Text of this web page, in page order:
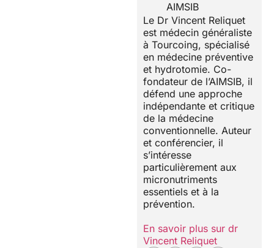
AIMSIB
Le Dr Vincent Reliquet
est médecin généraliste
à Tourcoing, spécialisé
en médecine préventive
et hydrotomie. Co-
fondateur de l’AIMSIB, il
défend une approche
indépendante et critique
de la médecine
conventionnelle. Auteur
et conférencier, il
s’intéresse
particulièrement aux
micronutriments
essentiels et à la
prévention.
En savoir plus sur dr
Vincent Reliquet